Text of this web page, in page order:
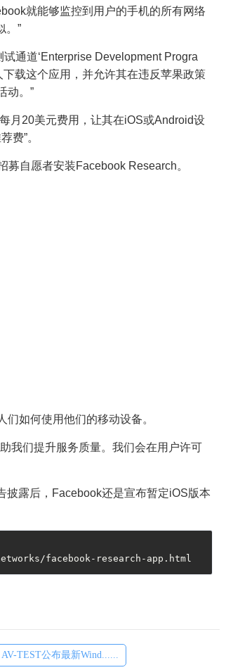
就能够监控到用户的手机的所有网络
。”
通道‘Enterprise Development Progra
载这个应用，并允许其在违反苹果政策
动。”
月20美元费用，让其在iOS或Android设
费”。
自愿者安装Facebook Research。
如何使用他们的移动设备。
我们提升服务质量。我们会在用户许可
披露后，Facebook还是宣布暂定iOS版本
下一篇： AV-TEST公布最新Wind......